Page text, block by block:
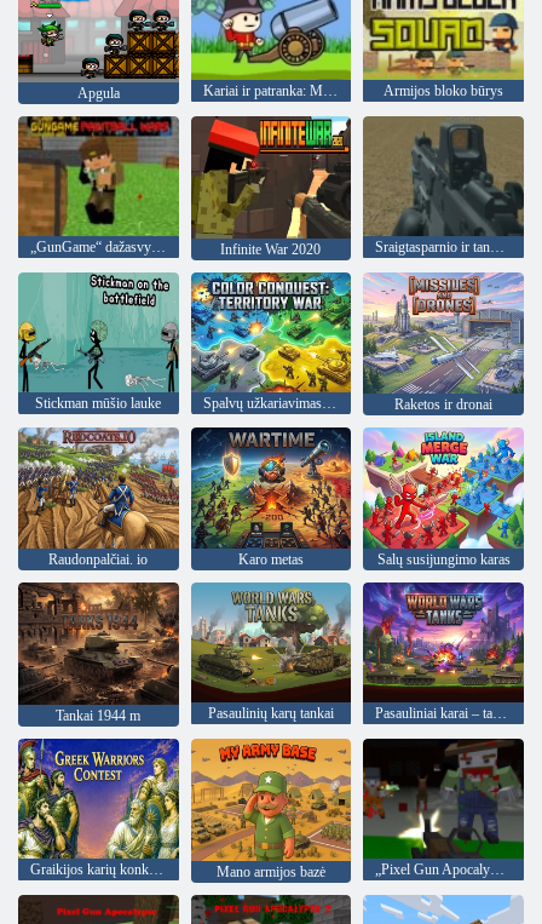
Apgula Kariai ir patranka: Mountain Attack Armijos bloko būrys
„GunGame“ dažasvydžio karai Infinite War 2020 Sraigtasparnio ir tanko mūšis „Desert Storm Multiplayer“
Stickman mūšio lauke Spalvų užkariavimas: teritorijų karas Raketos ir dronai
Raudonpalčiai. io Karo metas Salų susijungimo karas
Tankai 1944 m Pasaulinių karų tankai Pasauliniai karai – tankai
Graikijos karių konkursas Mano armijos bazė „Pixel Gun Apocalypse 6“